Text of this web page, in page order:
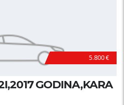
5.800 €
GODINA,KARA